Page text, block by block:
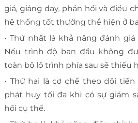
giá, giảng dạy, phản hồi và điều
hệ thống tốt thường thể hiện ở
• Thứ nhất là khả năng đánh giá
Nếu trình độ ban đầu không
toàn bộ lộ trình phía sau sẽ thiếu
• Thứ hai là cơ chế theo dõi tiến
phát huy tối đa khi có sự giám
hồi cụ thể.